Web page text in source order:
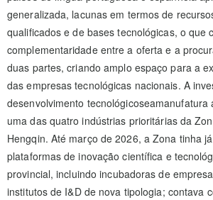
generalizada, lacunas em termos de
qualificados e de bases tecnológicas, o que
complementaridade entre a oferta e a
duas partes, criando amplo espaço para a
das empresas tecnológicas nacionais. A
desenvolvimento tecnológicoseamanufatura
uma das quatro indústrias prioritárias da
Hengqin. Até março de 2026, a Zona tinha
plataformas de inovação científica e
provincial, incluindo incubadoras de
institutos de I&D de nova tipologia; contava